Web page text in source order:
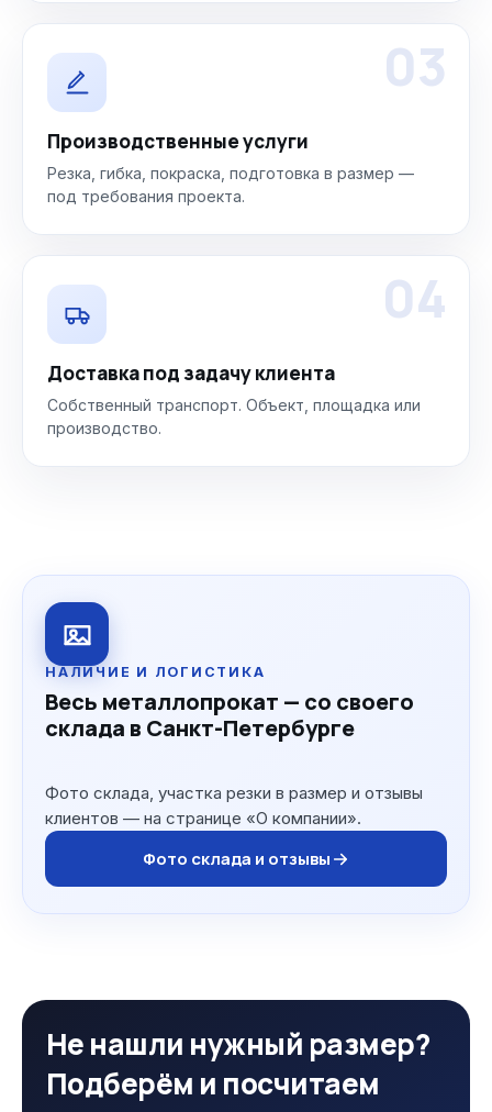
03
Производственные услуги
Резка, гибка, покраска, подготовка в размер —
под требования проекта.
04
Доставка под задачу клиента
Собственный транспорт. Объект, площадка или
производство.
НАЛИЧИЕ И ЛОГИСТИКА
Весь металлопрокат — со своего
склада в Санкт-Петербурге
Фото склада, участка резки в размер и отзывы
клиентов — на странице «О компании».
Фото склада и отзывы
Не нашли нужный размер?
Подберём и посчитаем